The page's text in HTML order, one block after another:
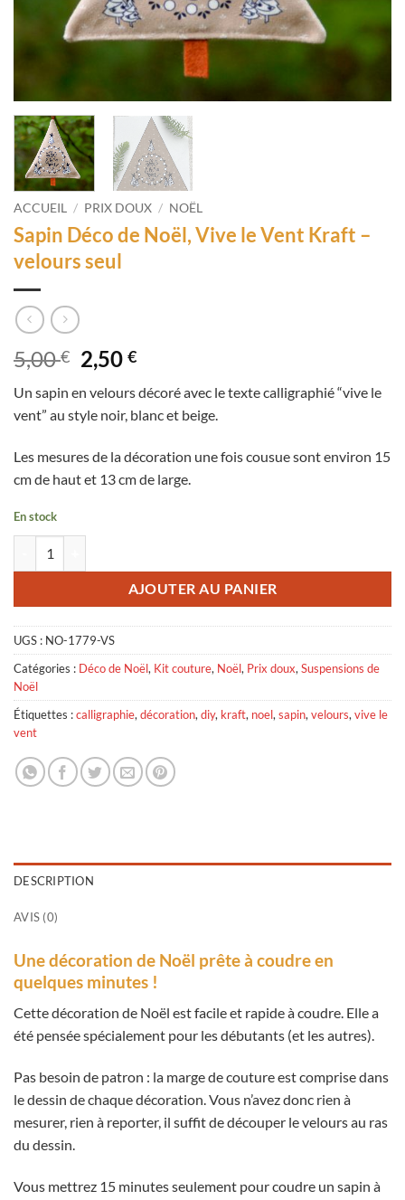
ACCUEIL / PRIX DOUX / NOËL
Sapin Déco de Noël, Vive le Vent Kraft –
velours seul
5,00€ Le
prix
initial
était :
2,50€Le
actuel
est :
Un sapin en velours décoré avec le texte calligraphié “vive le
vent” au style noir, blanc et beige.
Les mesures de la décoration une fois cousue sont environ 15
cm de haut et 13 cm de large.
En stock
AJOUTER AU PANIER
UGS : NO-1779-VS
Catégories : Déco de Noël, Kit couture, Noël, Prix doux, Suspensions de
Noël
Étiquettes :calligraphie, décoration, diy, kraft, noel, sapin, velours, vive le
vent
DESCRIPTION
AVIS (0)
Une décoration de Noël prête à coudre en
quelques minutes !
Cette décoration de Noël est facile et rapide à coudre. Elle a
été pensée spécialement pour les débutants (et les autres).
Pas besoin de patron : la marge de couture est comprise dans
le dessin de chaque décoration. Vous n’avez donc rien à
mesurer, rien à reporter, il suffit de découper le velours au ras
du dessin.
Vous mettrez 15 minutes seulement pour coudre un sapin à